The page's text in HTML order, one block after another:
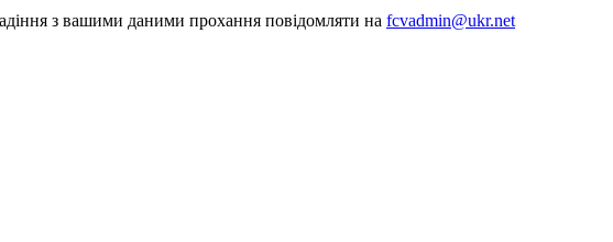
з вашими даними прохання повідомляти на fcvadmin@ukr.net